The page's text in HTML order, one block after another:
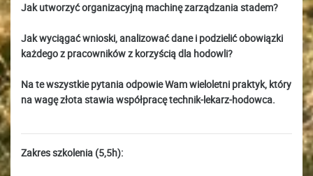
Jak utworzyć organizacyjną machinę zarządzania stadem?
Jak wyciągać wnioski, analizować dane i podzielić obowiązki
każdego z pracowników z korzyścią dla hodowli?
Na te wszystkie pytania odpowie Wam wieloletni praktyk, który
na wagę złota stawia współpracę technik-lekarz-hodowca.
Zakres szkolenia (5,5h):